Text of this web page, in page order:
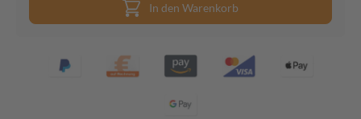
In den Warenkorb